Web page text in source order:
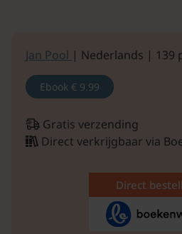
Jan Pool | Nederlands | 139
Ebook € 9.99
Gratis verzending
Direct verkrijgbaar via
Direct